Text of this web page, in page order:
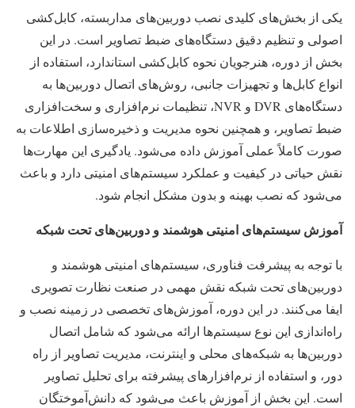
یکی از بخش‌های کلیدی نصب دوربین‌های مداربسته، کابل‌کشی
اصولی و تنظیم دقیق دستگاه‌های ضبط تصاویر است. در این
بخش از دوره، هنرجویان نحوه کابل‌کشی استاندارد، استفاده از
انواع کابل‌ها و تجهیزات جانبی، روش‌های اتصال دوربین‌ها به
دستگاه‌های DVR و NVR، تنظیمات نرم‌افزاری و سخت‌افزاری
ضبط تصاویر، و همچنین نحوه مدیریت و ذخیره‌سازی اطلاعات به
صورت کاملاً عملی آموزش داده می‌شود. یادگیری این مهارت‌ها
نقش حیاتی در کیفیت و عملکرد سیستم‌های امنیتی دارد و باعث
می‌شود که نصب بهینه و بدون مشکل انجام شود.
آموزش سیستم‌های امنیتی هوشمند و دوربین‌های تحت شبکه
با توجه به پیشرفت فناوری، سیستم‌های امنیتی هوشمند و
دوربین‌های تحت شبکه نقش مهمی در صنعت نظارت تصویری
ایفا می‌کنند. در این دوره، آموزش‌های تخصصی در زمینه نصب و
راه‌اندازی این نوع سیستم‌ها ارائه می‌شود که شامل اتصال
دوربین‌ها به شبکه‌های محلی و اینترنت، مدیریت تصاویر از راه
دور، و استفاده از نرم‌افزارهای پیشرفته برای تحلیل تصاویر
است. این بخش از آموزش باعث می‌شود که دانش‌آموختگان